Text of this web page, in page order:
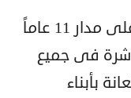
ووفرت شركة دياجرام للإنشاءات على مدار 11 عاماً
فى جميع
بأبناء